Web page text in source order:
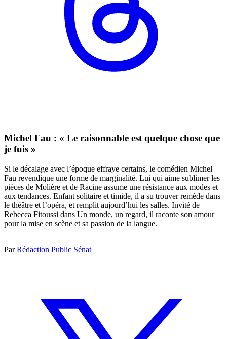
Michel Fau : « Le raisonnable est quelque chose que
je fuis »
Si le décalage avec l’époque effraye certains, le comédien Michel
Fau revendique une forme de marginalité. Lui qui aime sublimer les
pièces de Molière et de Racine assume une résistance aux modes et
aux tendances. Enfant solitaire et timide, il a su trouver remède dans
le théâtre et l’opéra, et remplit aujourd’hui les salles. Invité de
Rebecca Fitoussi dans Un monde, un regard, il raconte son amour
pour la mise en scène et sa passion de la langue.
ParRédaction Public Sénat